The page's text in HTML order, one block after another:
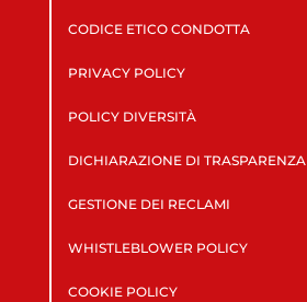
CODICE ETICO CONDOTTA
PRIVACY POLICY
POLICY DIVERSITÀ
DICHIARAZIONE DI TRASPARENZA
GESTIONE DEI RECLAMI
WHISTLEBLOWER POLICY
COOKIE POLICY